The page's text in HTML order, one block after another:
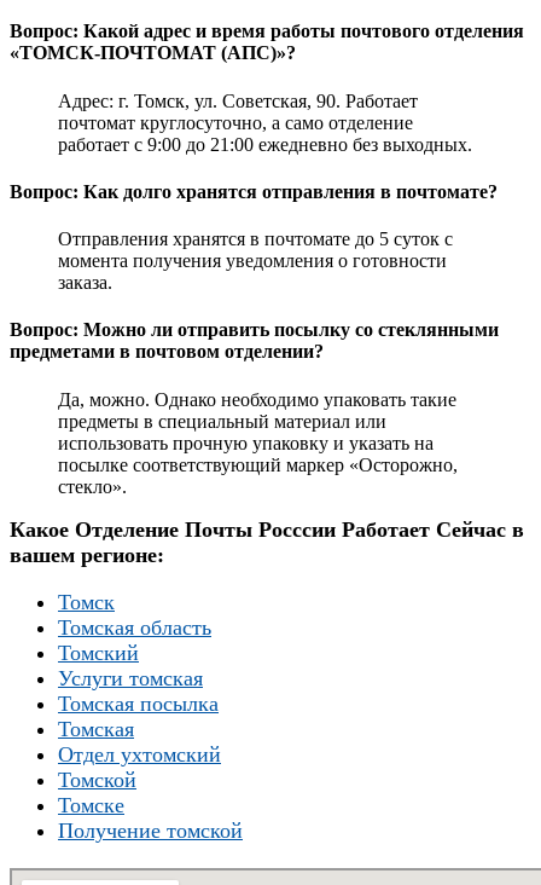
Вопрос: Какой адрес и время работы почтового отделения
«ТОМСК-ПОЧТОМАТ (АПС)»?
Адрес: г. Томск, ул. Советская, 90. Работает
почтомат круглосуточно, а само отделение
работает с 9:00 до 21:00 ежедневно без выходных.
Вопрос: Как долго хранятся отправления в почтомате?
Отправления хранятся в почтомате до 5 суток с
момента получения уведомления о готовности
заказа.
Вопрос: Можно ли отправить посылку со стеклянными
предметами в почтовом отделении?
Да, можно. Однако необходимо упаковать такие
предметы в специальный материал или
использовать прочную упаковку и указать на
посылке соответствующий маркер «Осторожно,
стекло».
Какое Отделение Почты Росссии Работает Сейчас в
вашем регионе:
Томск
Томская область
Томский
Услуги томская
Томская посылка
Томская
Отдел ухтомский
Томской
Томске
Получение томской